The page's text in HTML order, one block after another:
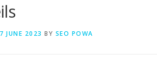
7 JUNE 2023 BY SEO POWA